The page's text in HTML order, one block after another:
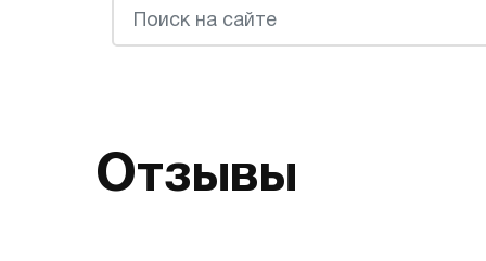
Отзывы